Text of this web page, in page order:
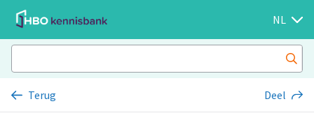
NL
Terug Deel